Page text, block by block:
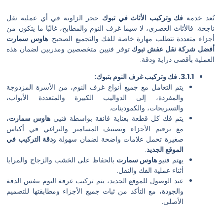
وتركيب الأثاث في تبوكحجر الزاوية في أي عملية نقل
العصري، لا سيما غرف النوم والمطابخ، غالبًا ما يتكون من
تتطلب مهارة خاصة للفك والتجميع الصحيح.هاوس سمارت
نقل عفش تبوكتوفر فنيين متخصصين ومدربين لضمان هذه
دراية ودقة.
التعامل مع جميع أنواع غرف النوم، من الأسرة المزدوجة
إلى الدواليب الكبيرة والمتعددة الأبواب،
والكمودينات.
فك كل قطعة بعناية فائقة بواسطة فنييهاوس سمارت،
ترقيم الأجزاء وتصنيف المسامير والبراغي في أكياس
تحمل علامات واضحة لضمان سهولة ودقة التركيب في
هاوس سمارتبالحفاظ على الخشب والزجاج والمرايا
عملية الفك والنقل.
الوصول للموقع الجديد، يتم تركيب غرفة النوم بنفس الدقة
مع التأكد من ثبات جميع الأجزاء ومطابقتها للتصميم